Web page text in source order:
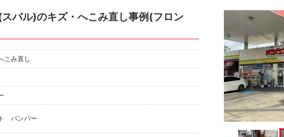
バル)のキズ・へこみ直し事例(フロン
こみ直し
バンパー